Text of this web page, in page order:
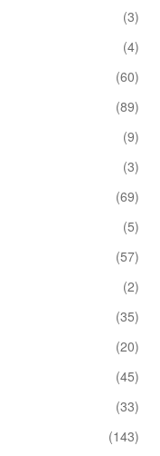
(3)
(4)
(60)
(89)
(9)
(3)
(69)
(5)
(57)
(2)
(35)
(20)
(45)
(33)
(143)